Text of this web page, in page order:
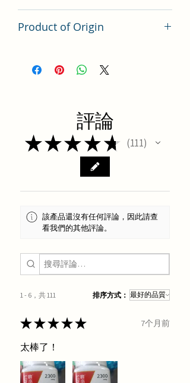
Product of Origin
評論
★★★★★ 111
111
該產品還沒有任何評論，因此請查
看我們的其他評論。
1 - 6，共 111 排序方式：
★★★★★ 7个月前
太棒了！